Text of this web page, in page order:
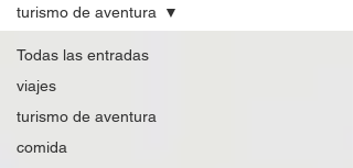
Todas las entradas
viajes
turismo de aventura
comida
turismo de aventura